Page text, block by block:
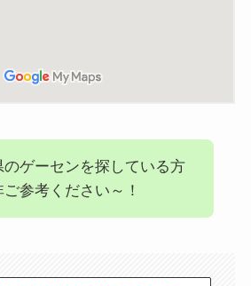
のゲーセンを探している方
参考ください～！